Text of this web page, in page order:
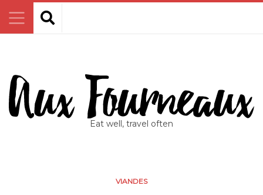
Eat well, travel often
VIANDES